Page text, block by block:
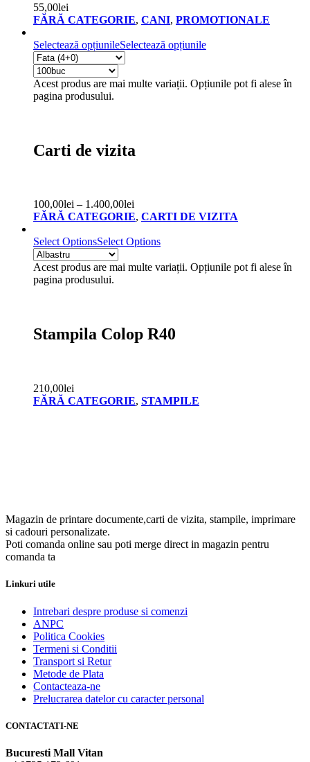
55,00lei
FĂRĂ CATEGORIE, CANI, PROMOTIONALE
Selectează opțiunileSelectează opțiunile
Acest produs are mai multe variații. Opțiunile pot fi alese în
pagina produsului.
Carti de vizita
100,00lei – 1.400,00lei
FĂRĂ CATEGORIE, CARTI DE VIZITA
Select OptionsSelect Options
Acest produs are mai multe variații. Opțiunile pot fi alese în
pagina produsului.
Stampila Colop R40
210,00lei
FĂRĂ CATEGORIE, STAMPILE
Magazin de printare documente,carti de vizita, stampile, imprimare
si cadouri personalizate.
Poti comanda online sau poti merge direct in magazin pentru
comanda ta
Linkuri utile
Intrebari despre produse si comenzi
ANPC
Politica Cookies
Termeni si Conditii
Transport si Retur
Metode de Plata
Contacteaza-ne
Prelucrarea datelor cu caracter personal
CONTACTATI-NE
Bucuresti Mall Vitan